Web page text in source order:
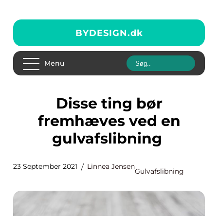
BYDESIGN.dk
Menu
Disse ting bør
fremhæves ved en
gulvafslibning
23 September 2021 Linnea Jensen
Gulvafslibning